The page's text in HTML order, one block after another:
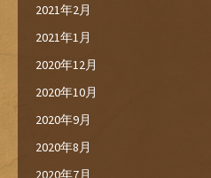
2021年2月
2021年1月
2020年12月
2020年10月
2020年9月
2020年8月
2020年7月